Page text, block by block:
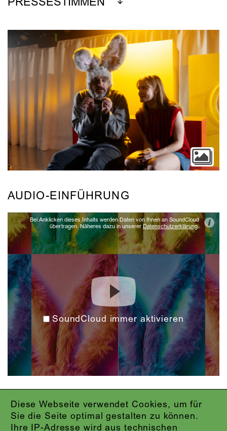
Diese Webseite verwendet Cookies, um für
Sie die Seite optimal gestalten zu können.
Ihre IP-Adresse wird aus technischen
AUDIO-EINFÜHRUNG
Bei Anklicken dieses Inhalts werden Daten von Ihnen an SoundCloud
übertragen. Näheres dazu in unserer Datenschutzerklärung. i
SoundCloud immer aktivieren
IMPRESSUM
DATENSCHUTZ